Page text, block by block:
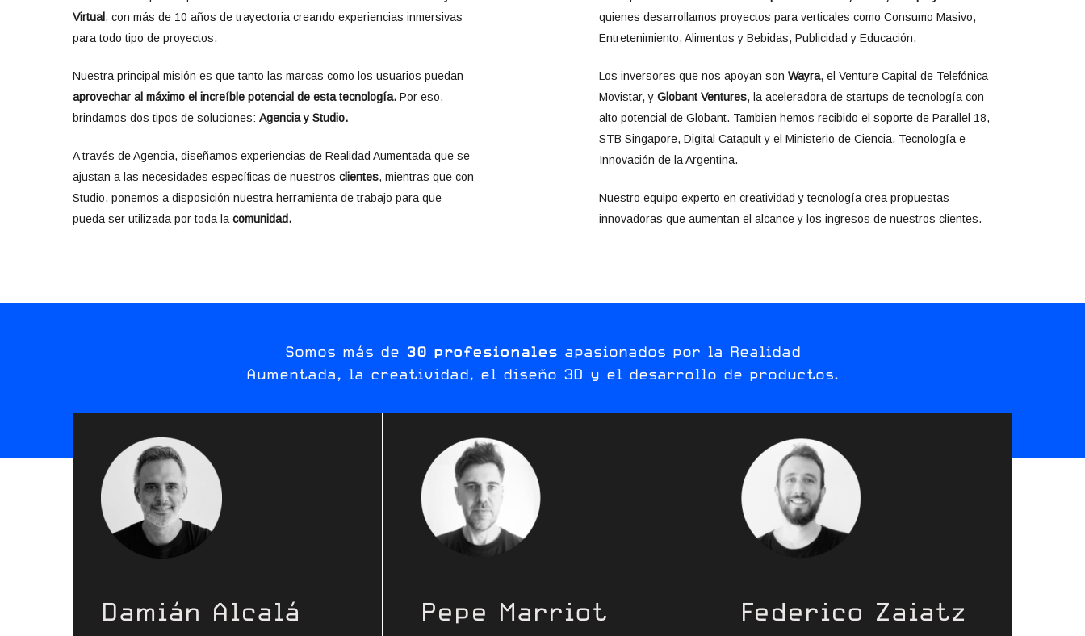
Virtual, con más de 10 años de trayectoria creando experiencias inmersivas
para todo tipo de proyectos.
Nuestra principal misión es que tanto las marcas como los usuarios puedan
aprovechar al máximo el increíble potencial de esta tecnología. Por eso,
brindamos dos tipos de soluciones:Agencia y Studio.
A través de Agencia, diseñamos experiencias de Realidad Aumentada que se
ajustan a las necesidades específicas de nuestrosclientes, mientras que con
Studio, ponemos a disposición nuestra herramienta de trabajo para que
pueda ser utilizada por toda lacomunidad.
quienes desarrollamos proyectos para verticales como Consumo Masivo,
Entretenimiento, Alimentos y Bebidas, Publicidad y Educación.
Los inversores que nos apoyan sonWayra, el Venture Capital de Telefónica
Movistar, yGlobant Ventures, la aceleradora de startups de tecnología con
alto potencial de Globant. Tambien hemos recibido el soporte de Parallel 18,
STB Singapore, Digital Catapult y el Ministerio de Ciencia, Tecnología e
Innovación de la Argentina.
Nuestro equipo experto en creatividad y tecnología crea propuestas
innovadoras que aumentan el alcance y los ingresos de nuestros clientes.
Somos más de 30 profesionales apasionados por la Realidad
Aumentada, la creatividad, el diseño 3D y el desarrollo de productos.
Damián Alcalá Pepe Marriot Federico Zaiatz